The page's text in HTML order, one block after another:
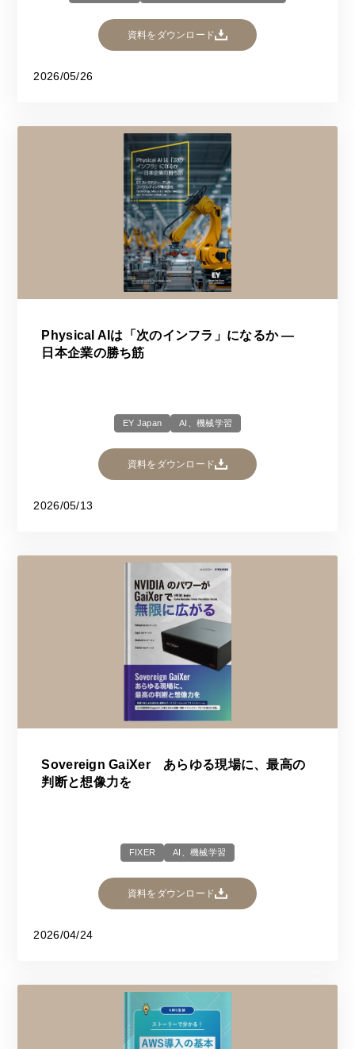
資料をダウンロード
2026/05/26
Physical AIは「次のインフラ」になるか ―
日本企業の勝ち筋
EY Japan AI、機械学習
資料をダウンロード
2026/05/13
Sovereign GaiXer あらゆる現場に、最高の
判断と想像力を
FIXER AI、機械学習
資料をダウンロード
2026/04/24